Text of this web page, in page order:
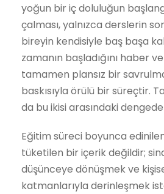
yoğun bir iç doluluğun
çalması, yalnızca derslerin
bireyin kendisiyle baş başa
zamanın başladığını haber
tamamen plansız bir
baskısıyla örülü bir süreçtir.
da bu ikisi arasındaki
Eğitim süreci boyunca
tüketilen bir içerik değildir;
düşünceye dönüşmek ve
katmanlarıyla derinleşmek